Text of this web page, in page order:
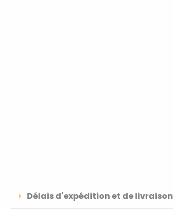
Délais d'expédition et de livraison